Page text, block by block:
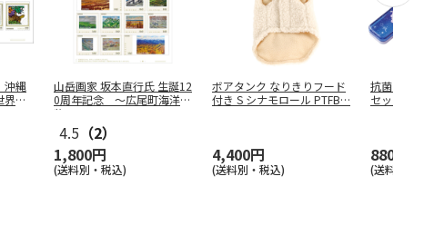
沖縄
界自
山岳画家 坂本直行氏 生誕12
0周年記念 ～広尾町海洋博
物
4.5 （2）
1,800円
(送料別・税込)
ボアタンク なりきりフード
付き S シナモロール PTFB…
4,400円
(送料別・税込)
抗菌音の鳴
セット 箸
880円
(送料別・税